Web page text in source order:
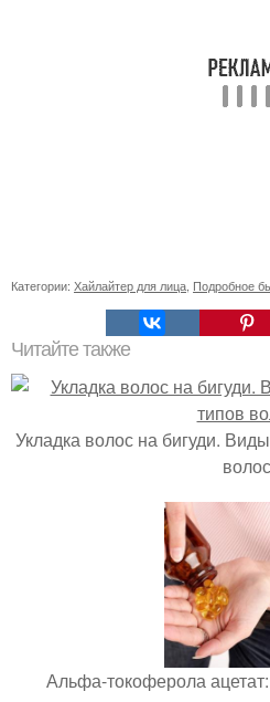
Категории: Хайлайтер для лица Подробное
Читайте также
Укладка волос на бигуди.
волос
Альфа-токоферола ацетат: